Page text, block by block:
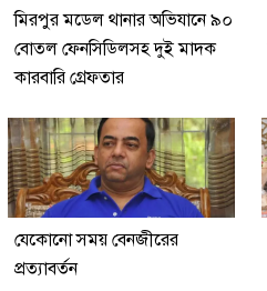
মিরপুর মডেল থানার অভিযানে ৯০
বোতল ফেনসিডিলসহ দুই মাদক
কারবারি গ্রেফতার
যেকোনো সময় বেনজীরের
প্রত্যাবর্তন